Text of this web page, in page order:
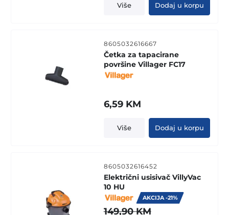
Više Dodaj u korpu
8605032616667
Četka za tapacirane
površine Villager FC17
6,59 KM
Više Dodaj u korpu
8605032616452
Električni usisivač VillyVac
10 HU
AKCIJA -21%
149,90KM